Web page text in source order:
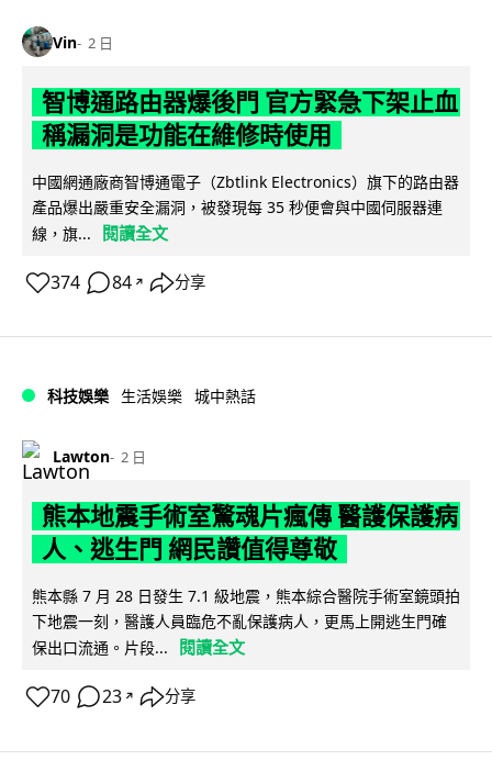
Vin 2 日
智博通路由器爆後門 官方緊急下架止血
稱漏洞是功能在維修時使用
中國網通廠商智博通電子（Zbtlink Electronics）旗下的路由器
產品爆出嚴重安全漏洞，被發現每 35 秒便會與中國伺服器連
線，旗...
閱讀全文
374 84 ↗ 分享
科技娛樂 生活娛樂 城中熱話
Lawton 2 日
熊本地震手術室驚魂片瘋傳 醫護保護病
人、逃生門 網民讚值得尊敬
熊本縣 7 月 28 日發生 7.1 級地震，熊本綜合醫院手術室鏡頭拍
下地震一刻，醫護人員臨危不亂保護病人，更馬上開逃生門確
保出口流通。片段...
閱讀全文
70 23 ↗ 分享